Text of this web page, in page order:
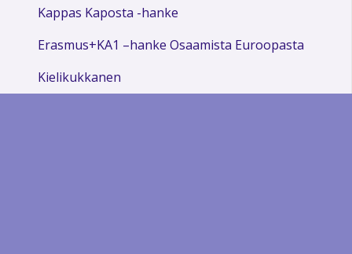
Kappas Kaposta -hanke
Erasmus+KA1 –hanke Osaamista Euroopasta
Kielikukkanen